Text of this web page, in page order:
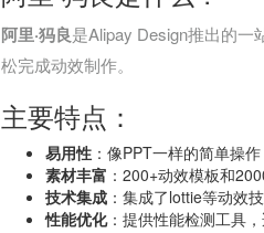
阿里·犸良是Alipay Design推出的
松完成动效制作。
主要特点：
易用性 ：像PPT一样的简单操
素材丰富 ：200+动效模板和
技术集成 ：集成了lottie等动效
性能优化：提供性能检测工具，